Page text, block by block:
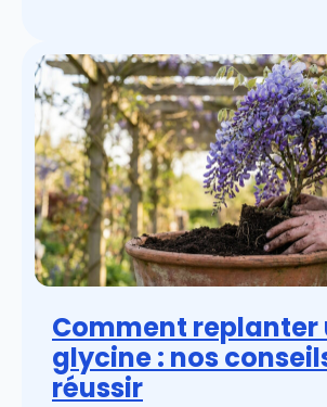
Comment replanter
glycine : nos
réussir